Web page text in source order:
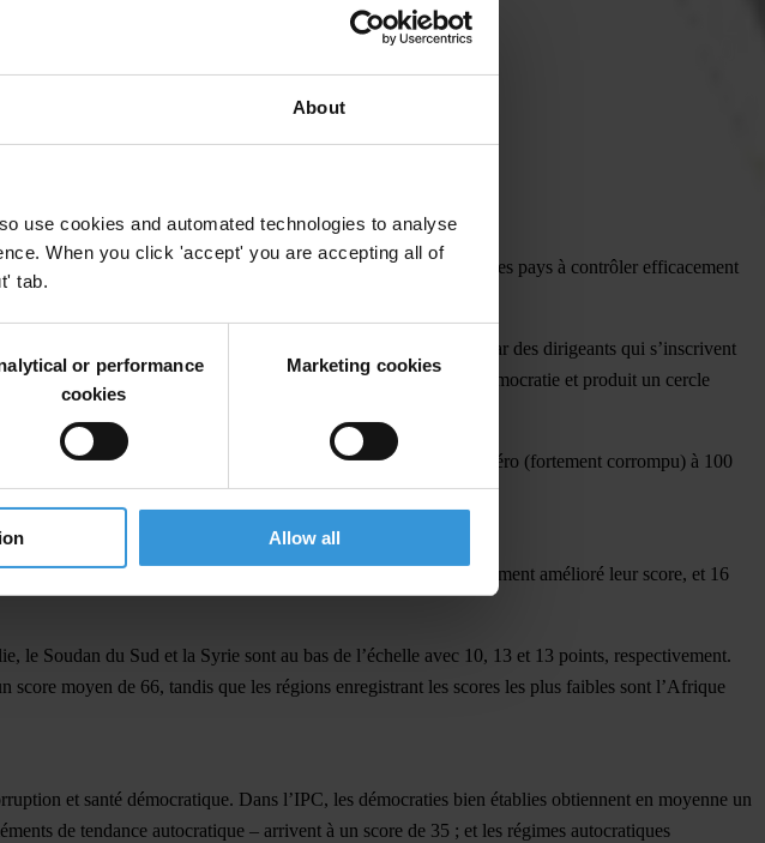
About
use cookies and automated technologies to analyse
When you click 'accept' you are accepting all of
tab.
or performance
cookies
Marketing cookies
Allow all
International, révèle que l’incapacité chronique de la plupart des pays à contrôler efficacement
démocratiques sont menacées à travers le monde – souvent par des dirigeants qui s’inscrivent
et protéger les droits des citoyens. La corruption effrite la démocratie et produit un cercle
de contrôler la corruption. »
pays et territoires, en attribuant à chacun un score allant de zéro (fortement corrompu) à 100
20 pays, dont l’Estonie et la Côte d’Ivoire, ont considérablement amélioré leur score, et 16
Soudan du Sud et la Syrie sont au bas de l’échelle avec 10, 13 et 13 points, respectivement.
moyen de 66, tandis que les régions enregistrant les scores les plus faibles sont l’Afrique
et santé démocratique. Dans l’IPC, les démocraties bien établies obtiennent en moyenne un
de tendance autocratique – arrivent à un score de 35 ; et les régimes autocratiques